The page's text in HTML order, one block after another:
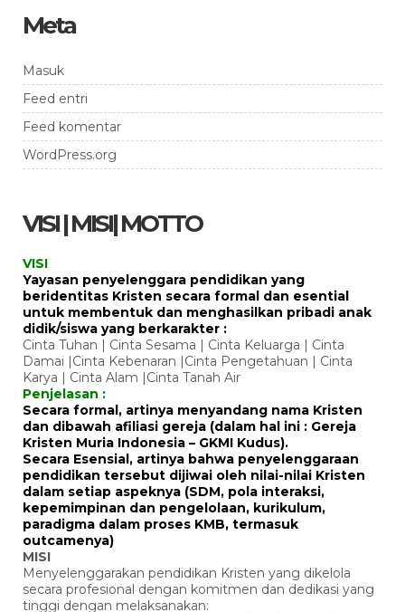
Meta
Masuk
Feed entri
Feed komentar
WordPress.org
VISI | MISI| MOTTO
VISI
Yayasan penyelenggara pendidikan yang
beridentitas Kristen secara formal dan esential
untuk membentuk dan menghasilkan pribadi anak
didik/siswa yang berkarakter :
Cinta Tuhan | Cinta Sesama | Cinta Keluarga | Cinta
Damai |Cinta Kebenaran |Cinta Pengetahuan | Cinta
Karya | Cinta Alam |Cinta Tanah Air
Penjelasan :
Secara formal, artinya menyandang nama Kristen
dan dibawah afiliasi gereja (dalam hal ini : Gereja
Kristen Muria Indonesia – GKMI Kudus).
Secara Esensial, artinya bahwa penyelenggaraan
pendidikan tersebut dijiwai oleh nilai-nilai Kristen
dalam setiap aspeknya (SDM, pola interaksi,
kepemimpinan dan pengelolaan, kurikulum,
paradigma dalam proses KMB, termasuk
outcamenya)
MISI
Menyelenggarakan pendidikan Kristen yang dikelola
secara profesional dengan komitmen dan dedikasi yang
tinggi dengan melaksanakan: